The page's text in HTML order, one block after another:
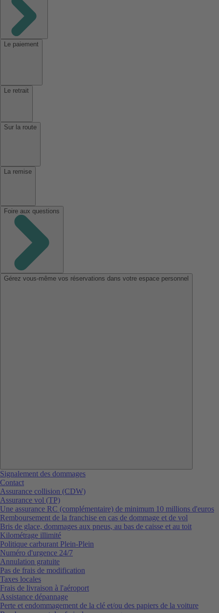
Le paiement
Le retrait
Sur la route
La remise
Foire aux questions
Gérez vous-même vos réservations dans votre espace personnel
Signalement des dommages
Contact
Assurance collision (CDW)
Assurance vol (TP)
Une assurance RC (complémentaire) de minimum 10 millions d'euros
Remboursement de la franchise en cas de dommage et de vol
Bris de glace, dommages aux pneus, au bas de caisse et au toit
Kilométrage illimité
Politique carburant Plein-Plein
Numéro d'urgence 24/7
Annulation gratuite
Pas de frais de modification
Taxes locales
Frais de livraison à l'aéroport
Assistance dépannage
Perte et endommagement de la clé et/ou des papiers de la voiture